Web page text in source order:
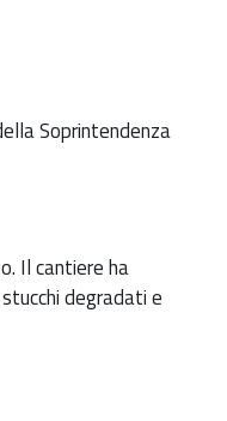
Soprintendenza
Il cantiere ha
degradati e